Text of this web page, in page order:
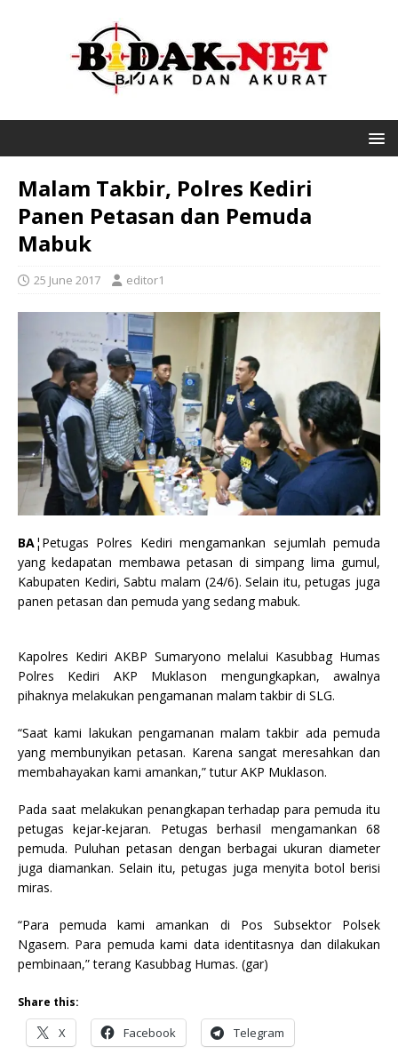
Malam Takbir, Polres Kediri
Panen Petasan dan Pemuda
Mabuk
25 June 2017 editor1
BA¦Petugas Polres Kediri mengamankan sejumlah pemuda
yang kedapatan membawa petasan di simpang lima gumul,
Kabupaten Kediri, Sabtu malam (24/6). Selain itu, petugas juga
panen petasan dan pemuda yang sedang mabuk.
Kapolres Kediri AKBP Sumaryono melalui Kasubbag Humas
Polres Kediri AKP Muklason mengungkapkan, awalnya
pihaknya melakukan pengamanan malam takbir di SLG.
“Saat kami lakukan pengamanan malam takbir ada pemuda
yang membunyikan petasan. Karena sangat meresahkan dan
membahayakan kami amankan,” tutur AKP Muklason.
Pada saat melakukan penangkapan terhadap para pemuda itu
petugas kejar-kejaran. Petugas berhasil mengamankan 68
pemuda. Puluhan petasan dengan berbagai ukuran diameter
juga diamankan. Selain itu, petugas juga menyita botol berisi
miras.
“Para pemuda kami amankan di Pos Subsektor Polsek
Ngasem. Para pemuda kami data identitasnya dan dilakukan
pembinaan,” terang Kasubbag Humas. (gar)
Share this:
X Facebook Telegram